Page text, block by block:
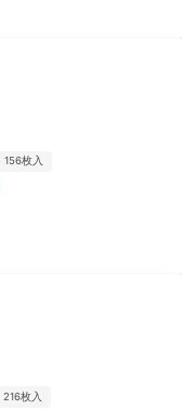
156枚入
216枚入